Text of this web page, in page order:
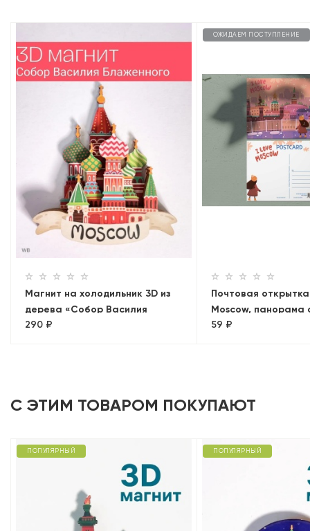
Магнит на холодильник 3D из
дерева «Собор Василия
Блаженного». Москва,
290 ₽
ОЖИДАЕМ ПОСТУПЛЕНИЕ
Почтовая
Moscow, панорама
Детского мира»,
59 ₽
С ЭТИМ ТОВАРОМ ПОКУПАЮТ
ПОПУЛЯРНЫЙ ПОПУЛЯРНЫЙ